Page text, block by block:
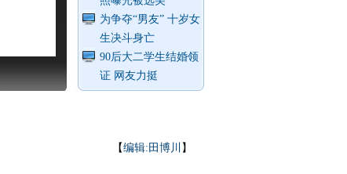
为争夺“男友” 十岁女
生决斗身亡
90后大二学生结婚领
证 网友力挺
【编辑:田博川 】